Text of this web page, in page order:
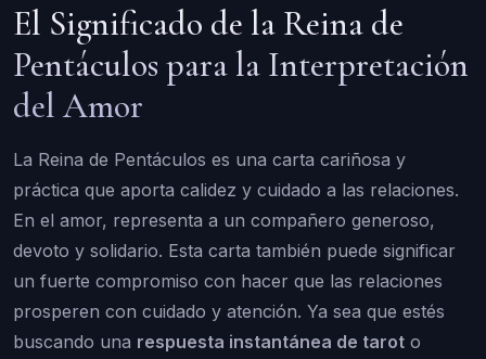
El Significado de la Reina de
Pentáculos para la Interpretación
del Amor
La Reina de Pentáculos es una carta cariñosa y
práctica que aporta calidez y cuidado a las relaciones.
En el amor, representa a un compañero generoso,
devoto y solidario. Esta carta también puede significar
un fuerte compromiso con hacer que las relaciones
prosperen con cuidado y atención. Ya sea que estés
buscando una respuesta instantánea de tarot o